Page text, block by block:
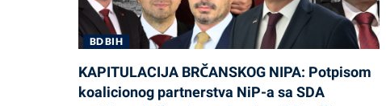
BD BIH
KAPITULACIJA BRČANSKOG NIPA: Potpisom
koalicionog partnerstva NiP-a sa SDA